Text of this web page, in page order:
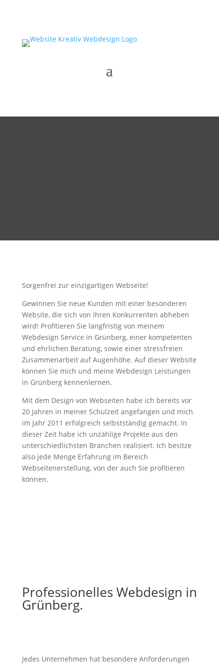
Sorgenfrei zur einzigartigen Webseite!
Gewinnen Sie neue Kunden mit einer besonderen
Website, die sich von Ihren Konkurrenten abheben
wird! Profitieren Sie langfristig von meinem
Webdesign Service in Grünberg, einer kompetenten
und ehrlichen Beratung, sowie einer stressfreien
Zusammenarbeit auf Augenhöhe. Auf dieser Website
können Sie mich und meine Webdesign Leistungen
in Grünberg kennenlernen.
Mit dem Design von Webseiten habe ich bereits vor
20 Jahren in meiner Schulzeit angefangen und mich
im Jahr 2011 erfolgreich selbstständig gemacht. In
dieser Zeit habe ich unzählige Projekte aus den
unterschiedlichsten Branchen realisiert. Ich besitze
also jede Menge Erfahrung im Bereich
Webseitenerstellung, von der auch Sie profitieren
können.
Professionelles Webdesign in
Grünberg.
Jedes Unternehmen hat besondere Anforderungen